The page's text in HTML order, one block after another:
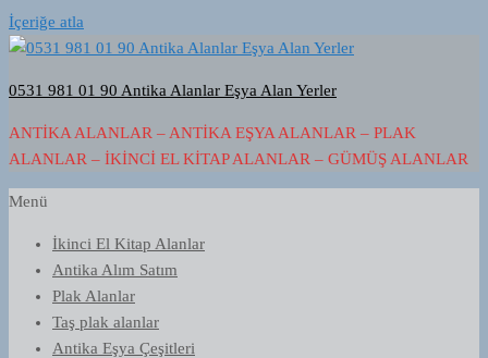
İçeriğe atla
0531 981 01 90 Antika Alanlar Eşya Alan Yerler
ANTIKA ALANLAR – ANTIKA EŞYA ALANLAR – PLAK
ALANLAR – İKINCI EL KITAP ALANLAR – GÜMÜŞ ALANLAR
Menü
İkinci El Kitap Alanlar
Antika Alım Satım
Plak Alanlar
Taş plak alanlar
Antika Eşya Çeşitleri